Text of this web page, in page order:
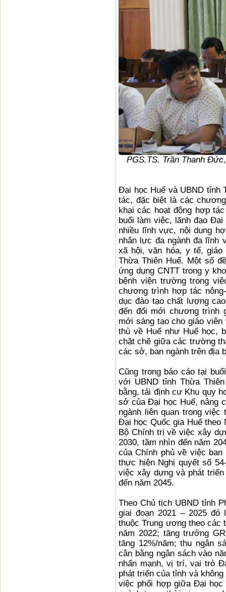
PGS.TS. Trần Thanh
Đại học Huế và UBND tỉnh
tác, đặc biệt là các
khai các hoạt động hợp
buổi làm việc, lãnh đạo
nhiều lĩnh vực, nội dung
nhân lực đa ngành đa lĩnh
xã hội, văn hóa, y tế, giáo
Thừa Thiên Huế. Một số
ứng dụng CNTT trong y
bệnh viện trường trong
chương trình hợp tác
dục đào tạo chất lượng
đến đổi mới chương trình
mới sáng tạo cho giáo
thù về Huế như Huế học,
chặt chẽ giữa các trường
các sở, ban ngành trên địa
Cũng trong báo cáo tại
với UBND tỉnh Thừa
bằng, tái định cư Khu quy
sở của Đại học Huế, nâng
ngành liên quan trong
Đại học Quốc gia Huế theo
Bộ Chính trị về việc xây
2030, tầm nhìn đến năm
của Chính phủ về việc
thực hiện Nghị quyết số
việc xây dựng và phát
đến năm 2045.
Theo Chủ tịch UBND tỉnh
giai đoạn 2021 – 2025
thuộc Trung ương theo các
năm 2022; tăng trưởng
tăng 12%/năm; thu ngân
cân bằng ngân sách vào
nhấn mạnh, vị trí, vai trò
phát triển của tỉnh và
việc phối hợp giữa Đại